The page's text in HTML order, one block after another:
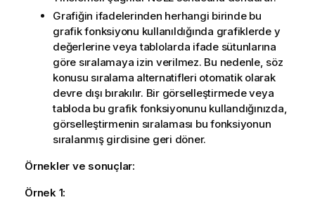
Grafiğin ifadelerinden herhangi birinde bu
grafik fonksiyonu kullanıldığında grafiklerde y
değerlerine veya tablolarda ifade sütunlarına
göre sıralamaya izin verilmez. Bu nedenle, söz
konusu sıralama alternatifleri otomatik olarak
devre dışı bırakılır. Bir görselleştirmede veya
tabloda bu grafik fonksiyonunu kullandığınızda,
görselleştirmenin sıralaması bu fonksiyonun
sıralanmış girdisine geri döner.
Örnekler ve sonuçlar:
Örnek 1: